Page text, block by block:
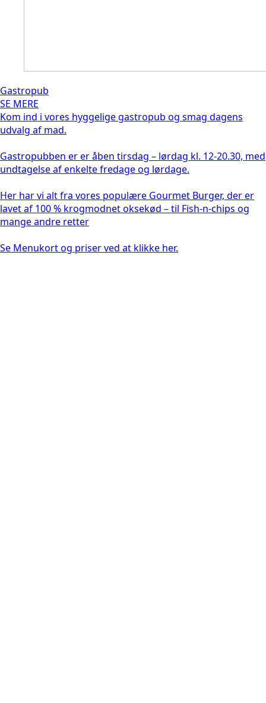
Gastropub
SE MERE
Kom ind i vores hyggelige gastropub og smag dagens
udvalg af mad.
Gastropubben er er åben tirsdag – lørdag kl. 12-20.30, med
undtagelse af enkelte fredage og lørdage.
Her har vi alt fra vores populære Gourmet Burger, der er
lavet af 100 % krogmodnet oksekød – til Fish-n-chips og
mange andre retter
Se Menukort og priser ved at klikke her.